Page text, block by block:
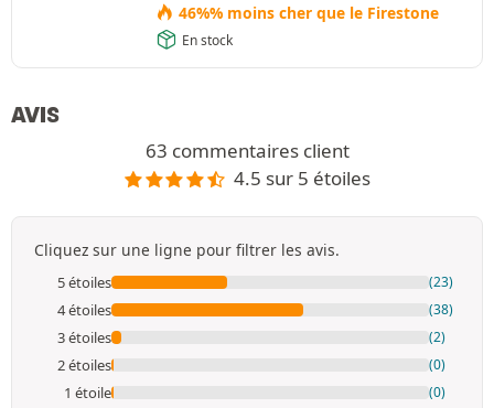
46%% moins cher que le Firestone
En stock
AVIS
63 commentaires client
4.5 sur 5 étoiles
Cliquez sur une ligne pour filtrer les avis.
5 étoiles (23)
4 étoiles (38)
3 étoiles (2)
2 étoiles (0)
1 étoile (0)